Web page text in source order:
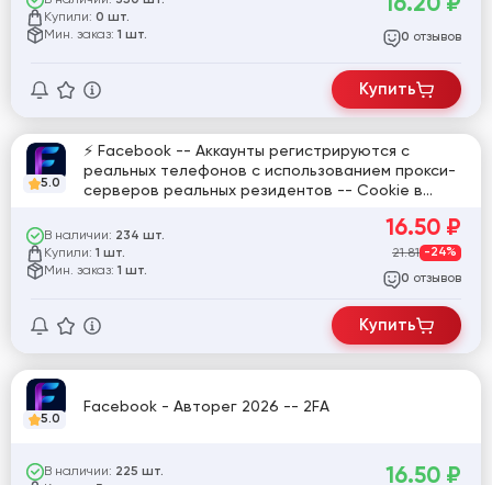
Купили: 0 шт.
Мин. заказ: 1 шт. 0 отзывов
Купить
5.0
⚡ Facebook -- Аккаунты регистрируются с
реальных телефонов c использованием прокси-
серверов реальных резидентов -- Cookie в
uid|pass|2fa|cookie ⚡
В наличии: 234 шт.
Купили: 1 шт.
Мин. заказ: 1 шт.
16.50 ₽
21.81 -24%
0 отзывов
Купить
5.0
Facebook - Авторег 2026 -- 2FA
В наличии: 225 шт. 16.50 ₽